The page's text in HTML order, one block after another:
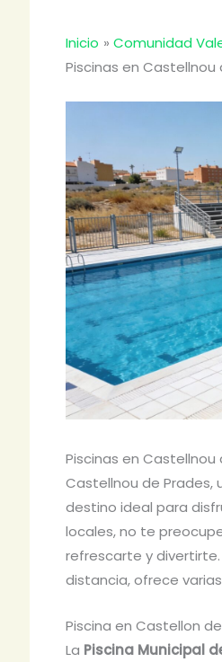
Inicio Comunidad
Piscinas en
Piscinas en
Castellnou de Prades,
destino ideal para
locales, no te
refrescarte y
distancia, ofrece
Piscina en Castellon
La Piscina Municipal